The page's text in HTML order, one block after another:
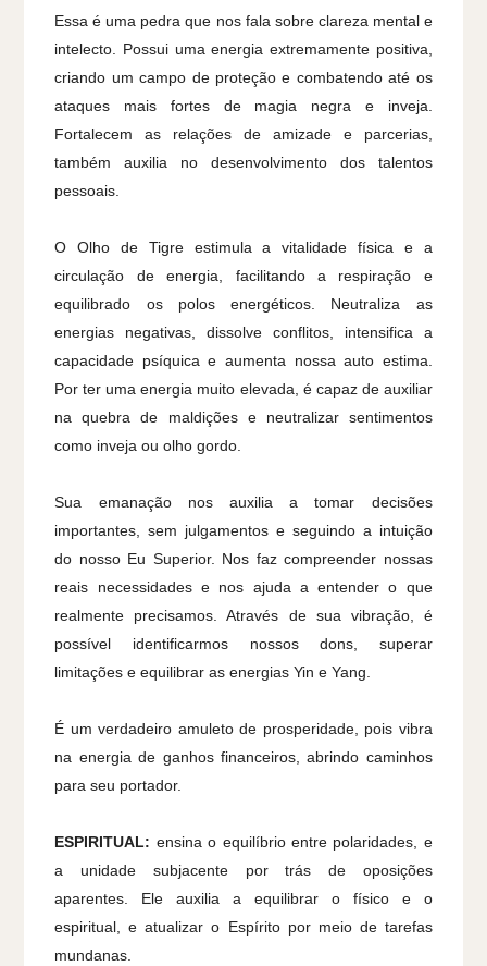
Essa é uma pedra que nos fala sobre clareza mental e
intelecto. Possui uma energia extremamente positiva,
criando um campo de proteção e combatendo até os
ataques mais fortes de magia negra e inveja.
Fortalecem as relações de amizade e parcerias,
também auxilia no desenvolvimento dos talentos
pessoais.
O Olho de Tigre estimula a vitalidade física e a
circulação de energia, facilitando a respiração e
equilibrado os polos energéticos. Neutraliza as
energias negativas, dissolve conflitos, intensifica a
capacidade psíquica e aumenta nossa auto estima.
Por ter uma energia muito elevada, é capaz de auxiliar
na quebra de maldições e neutralizar sentimentos
como inveja ou olho gordo.
Sua emanação nos auxilia a tomar decisões
importantes, sem julgamentos e seguindo a intuição
do nosso Eu Superior. Nos faz compreender nossas
reais necessidades e nos ajuda a entender o que
realmente precisamos. Através de sua vibração, é
possível identificarmos nossos dons, superar
limitações e equilibrar as energias Yin e Yang.
É um verdadeiro amuleto de prosperidade, pois vibra
na energia de ganhos financeiros, abrindo caminhos
para seu portador.
ESPIRITUAL: ensina o equilíbrio entre polaridades, e
a unidade subjacente por trás de oposições
aparentes. Ele auxilia a equilibrar o físico e o
espiritual, e atualizar o Espírito por meio de tarefas
mundanas.